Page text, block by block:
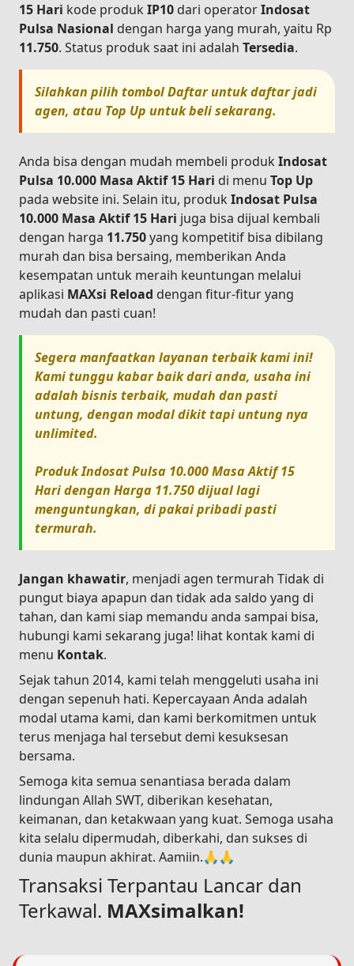
15 Hari kode produk IP10 dari operatorIndosat
Pulsa Nasional dengan harga yang murah, yaitu Rp
11.750. Status produk saat ini adalah Tersedia.
Silahkan pilih tombolDaftaruntuk daftar jadi
agen, atau Top Up untuk beli sekarang.
Anda bisa dengan mudah membeli produk Indosat
Pulsa 10.000 Masa Aktif 15 Hari di menu Top Up
pada website ini. Selain itu, produk Indosat Pulsa
10.000 Masa Aktif 15 Hari juga bisa dijual kembali
dengan harga 11.750yang kompetitif bisa dibilang
murah dan bisa bersaing, memberikan Anda
kesempatan untuk meraih keuntungan melalui
aplikasi MAXsi Reload dengan fitur-fitur yang
mudah dan pasti cuan!
Segera manfaatkan layanan terbaik kami ini!
Kami tunggu kabar baik dari anda, usaha ini
adalah bisnis terbaik, mudah dan pasti
untung, dengan modal dikit tapi untung nya
unlimited.
ProdukIndosat Pulsa 10.000 Masa Aktif 15
Haridengan Harga 11.750dijual lagi
menguntungkan, di pakai pribadi pasti
termurah.
Jangan khawatir, menjadi agen termurah Tidak di
pungut biaya apapun dan tidak ada saldo yang di
tahan, dan kami siap memandu anda sampai bisa,
hubungi kami sekarang juga! lihat kontak kami di
menu Kontak.
Sejak tahun 2014, kami telah menggeluti usaha ini
dengan sepenuh hati. Kepercayaan Anda adalah
modal utama kami, dan kami berkomitmen untuk
terus menjaga hal tersebut demi kesuksesan
bersama.
Semoga kita semua senantiasa berada dalam
lindungan Allah SWT, diberikan kesehatan,
keimanan, dan ketakwaan yang kuat. Semoga usaha
kita selalu dipermudah, diberkahi, dan sukses di
dunia maupun akhirat. Aamiin.🙏🙏
Transaksi Terpantau Lancar dan
Terkawal. MAXsimalkan!